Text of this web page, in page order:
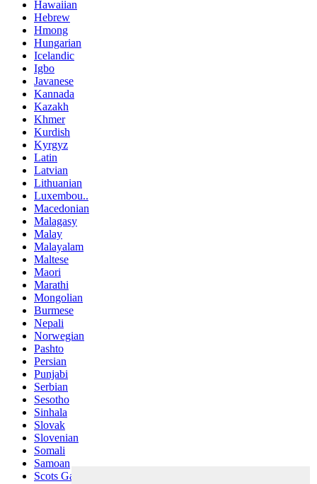
Hawaiian
Hebrew
Hmong
Hungarian
Icelandic
Igbo
Javanese
Kannada
Kazakh
Khmer
Kurdish
Kyrgyz
Latin
Latvian
Lithuanian
Luxembou..
Macedonian
Malagasy
Malay
Malayalam
Maltese
Maori
Marathi
Mongolian
Burmese
Nepali
Norwegian
Pashto
Persian
Punjabi
Serbian
Sesotho
Sinhala
Slovak
Slovenian
Somali
Samoan
Scots Gaelic